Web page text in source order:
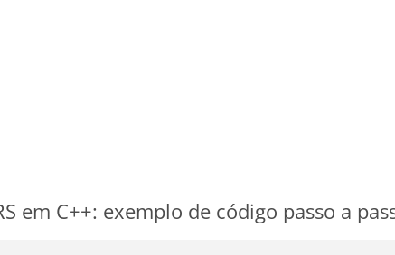
em C++: exemplo de código passo a